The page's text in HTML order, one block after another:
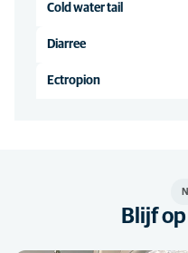
Cold water tail
Diarree
Ectropion
Blijf